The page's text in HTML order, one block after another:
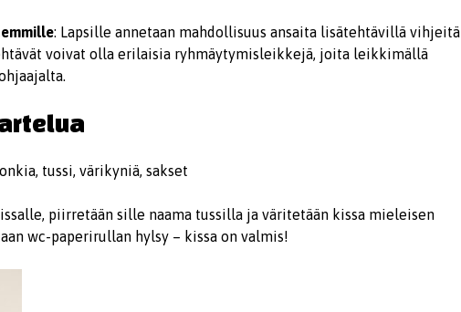
: Lapsille annetaan mahdollisuus ansaita lisätehtävillä vihjeitä
voivat olla erilaisia ryhmäytymisleikkejä, joita leikkimällä
tussi, värikyniä, sakset
piirretään sille naama tussilla ja väritetään kissa mieleisen
wc-paperirullan hylsy – kissa on valmis!